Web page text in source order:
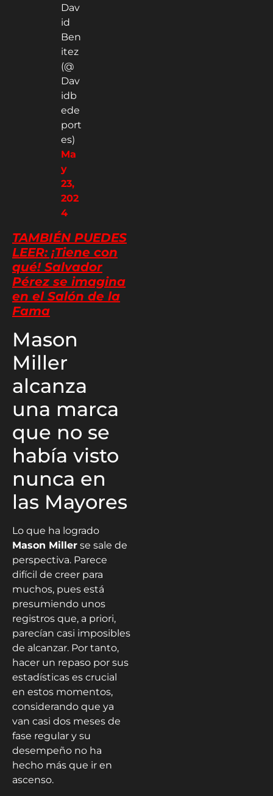
Dav
id
Ben
itez
(@
Dav
idb
ede
port
es)
Ma
y
23,
202
4
TAMBIÉN PUEDES
LEER: ¡Tiene con
qué! Salvador
Pérez se imagina
en el Salón de la
Fama
Mason
Miller
alcanza
una marca
que no se
había visto
nunca en
las Mayores
Lo que ha logrado
Mason Miller se sale de
perspectiva. Parece
difícil de creer para
muchos, pues está
presumiendo unos
registros que, a priori,
parecían casi imposibles
de alcanzar. Por tanto,
hacer un repaso por sus
estadísticas es crucial
en estos momentos,
considerando que ya
van casi dos meses de
fase regular y su
desempeño no ha
hecho más que ir en
ascenso.